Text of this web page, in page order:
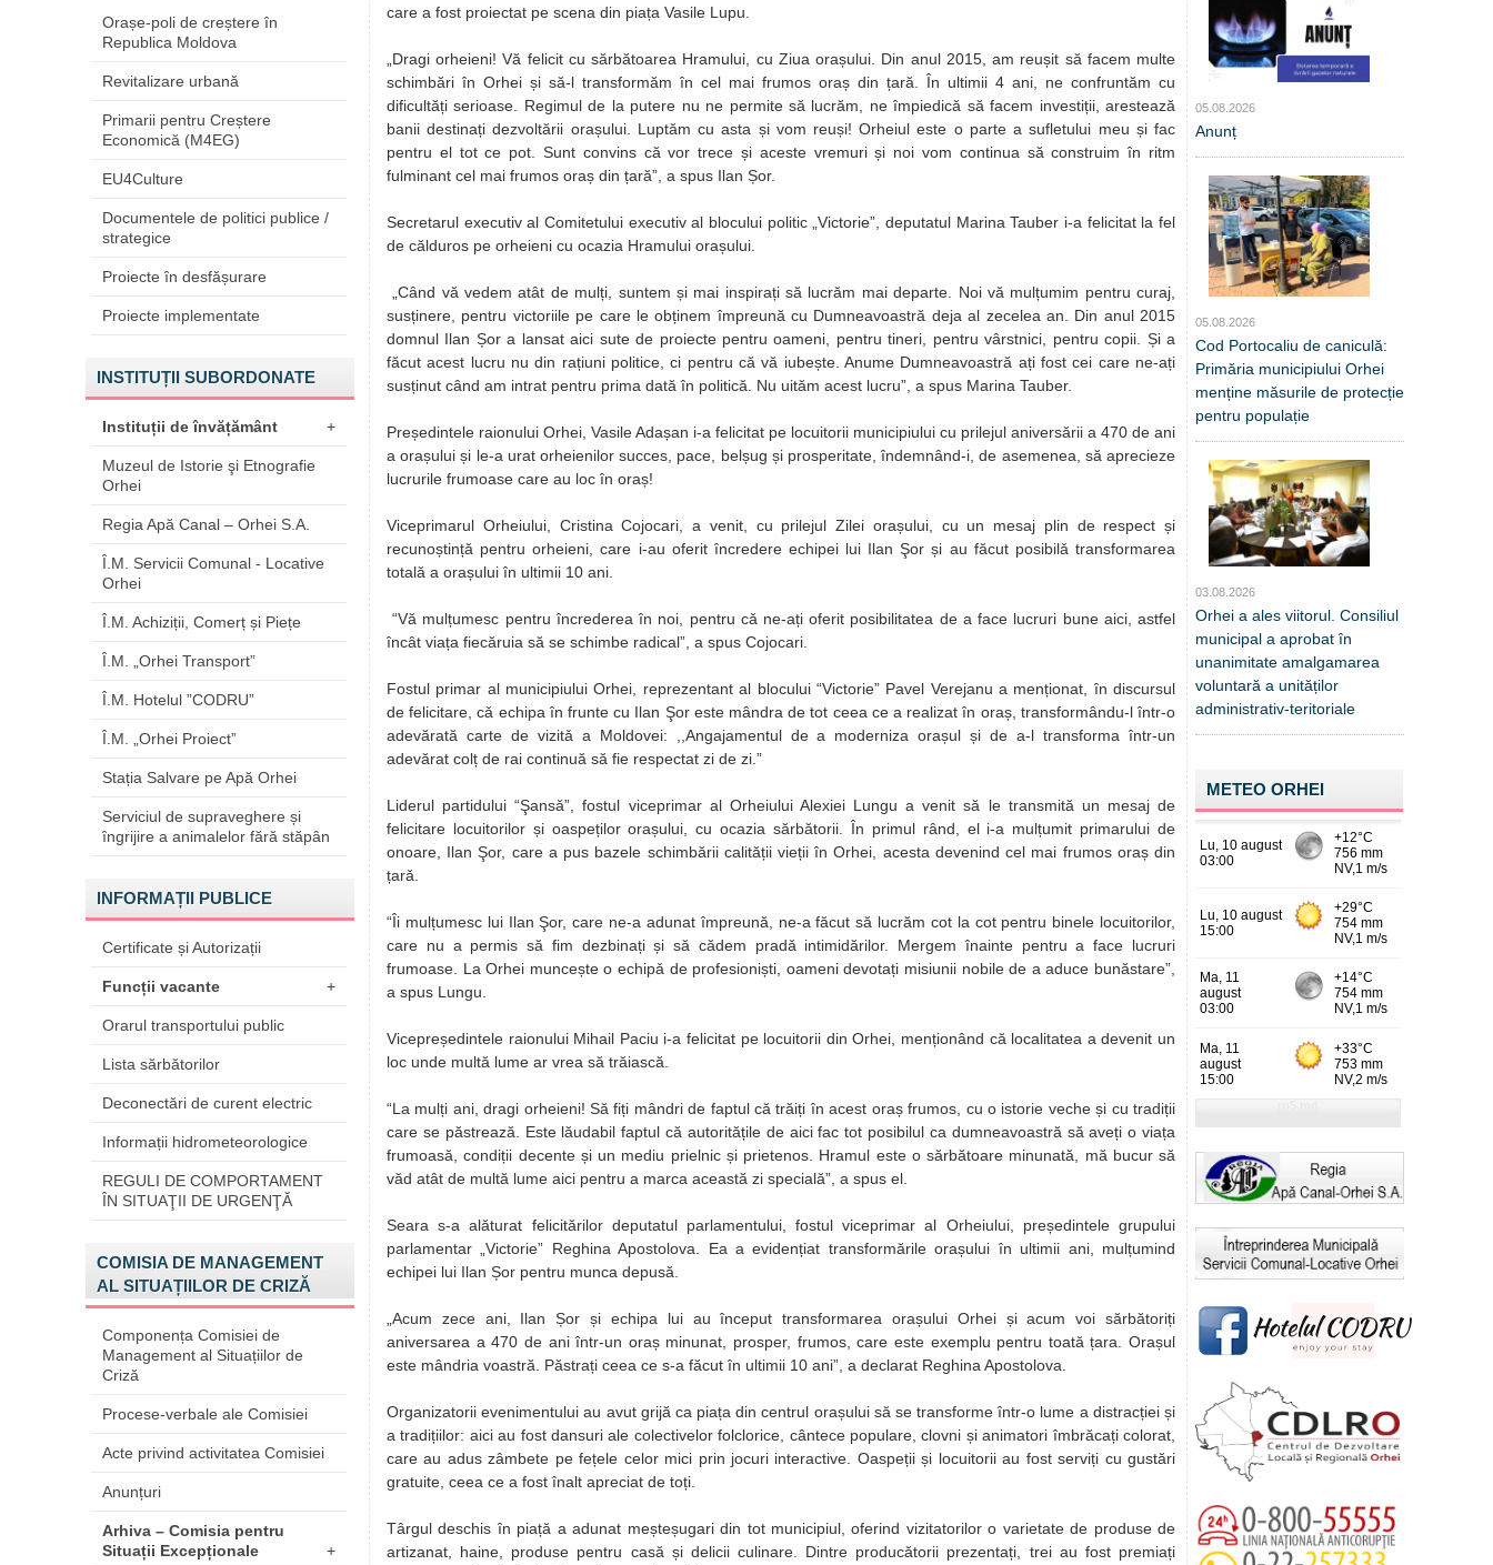
Orașe-poli de creștere în
Republica Moldova
Revitalizare urbană
Primarii pentru Creștere
Economică (M4EG)
EU4Culture
Documentele de politici publice /
strategice
Proiecte în desfășurare
Proiecte implementate
INSTITUȚII SUBORDONATE
Instituții de învățământ +
Muzeul de Istorie şi Etnografie
Orhei
Regia Apă Canal – Orhei S.A.
Î.M. Servicii Comunal - Locative
Orhei
Î.M. Achiziții, Comerț și Piețe
Î.M. „Orhei Transport”
Î.M. Hotelul ”CODRU”
Î.M. „Orhei Proiect”
Stația Salvare pe Apă Orhei
Serviciul de supraveghere și
îngrijire a animalelor fără stăpân
INFORMAȚII PUBLICE
Certificate și Autorizații
Funcții vacante +
Orarul transportului public
Lista sărbătorilor
Deconectări de curent electric
Informații hidrometeorologice
REGULI DE COMPORTAMENT
ÎN SITUAŢII DE URGENŢĂ
COMISIA DE MANAGEMENT
AL SITUAȚIILOR DE CRIZĂ
Componența Comisiei de
Management al Situațiilor de
Criză
Procese-verbale ale Comisiei
Acte privind activitatea Comisiei
Anunțuri
Arhiva – Comisia pentru
Situații Excepționale
+
care a fost proiectat pe scena din piața Vasile Lupu.
„Dragi orheieni! Vă felicit cu sărbătoarea Hramului, cu Ziua orașului. Din anul 2015, am reușit să facem multe
schimbări în Orhei și să-l transformăm în cel mai frumos oraș din țară. În ultimii 4 ani, ne confruntăm cu
dificultăți serioase. Regimul de la putere nu ne permite să lucrăm, ne împiedică să facem investiții, arestează
banii destinați dezvoltării orașului. Luptăm cu asta și vom reuși! Orheiul este o parte a sufletului meu și fac
pentru el tot ce pot. Sunt convins că vor trece și aceste vremuri și noi vom continua să construim în ritm
fulminant cel mai frumos oraș din țară”, a spus Ilan Șor.
Secretarul executiv al Comitetului executiv al blocului politic „Victorie”, deputatul Marina Tauber i-a felicitat la fel
de călduros pe orheieni cu ocazia Hramului orașului.
„Când vă vedem atât de mulți, suntem și mai inspirați să lucrăm mai departe. Noi vă mulțumim pentru curaj,
susținere, pentru victoriile pe care le obținem împreună cu Dumneavoastră deja al zecelea an. Din anul 2015
domnul Ilan Șor a lansat aici sute de proiecte pentru oameni, pentru tineri, pentru vârstnici, pentru copii. Și a
făcut acest lucru nu din rațiuni politice, ci pentru că vă iubește. Anume Dumneavoastră ați fost cei care ne-ați
susținut când am intrat pentru prima dată în politică. Nu uităm acest lucru”, a spus Marina Tauber.
Președintele raionului Orhei, Vasile Adașan i-a felicitat pe locuitorii municipiului cu prilejul aniversării a 470 de ani
a orașului și le-a urat orheienilor succes, pace, belșug și prosperitate, îndemnând-i, de asemenea, să aprecieze
lucrurile frumoase care au loc în oraș!
Viceprimarul Orheiului, Cristina Cojocari, a venit, cu prilejul Zilei orașului, cu un mesaj plin de respect și
recunoștință pentru orheieni, care i-au oferit încredere echipei lui Ilan Şor și au făcut posibilǎ transformarea
totală a orașului în ultimii 10 ani.
“Vă mulțumesc pentru încrederea în noi, pentru cǎ ne-ați oferit posibilitatea de a face lucruri bune aici, astfel
încât viața fiecăruia să se schimbe radical”, a spus Cojocari.
Fostul primar al municipiului Orhei, reprezentant al blocului “Victorie” Pavel Verejanu a menționat, în discursul
de felicitare, cǎ echipa în frunte cu Ilan Şor este mândra de tot ceea ce a realizat în oraș, transformându-l într-o
adevărată carte de vizitǎ a Moldovei: ,,Angajamentul de a moderniza orașul și de a-l transforma într-un
adevărat colț de rai continuă să fie respectat zi de zi.”
Liderul partidului “Şansǎ”, fostul viceprimar al Orheiului Alexiei Lungu a venit să le transmită un mesaj de
felicitare locuitorilor și oaspeților orașului, cu ocazia sărbătorii. În primul rând, el i-a mulțumit primarului de
onoare, Ilan Şor, care a pus bazele schimbării calității vieții în Orhei, acesta devenind cel mai frumos oraș din
țarǎ.
“Îi mulțumesc lui Ilan Şor, care ne-a adunat împreună, ne-a făcut să lucrăm cot la cot pentru binele locuitorilor,
care nu a permis să fim dezbinați și să cădem pradǎ intimidărilor. Mergem înainte pentru a face lucruri
frumoase. La Orhei muncește o echipǎ de profesioniști, oameni devotați misiunii nobile de a aduce bunăstare”,
a spus Lungu.
Vicepreședintele raionului Mihail Paciu i-a felicitat pe locuitorii din Orhei, menționând că localitatea a devenit un
loc unde multă lume ar vrea să trăiască.
“La mulți ani, dragi orheieni! Să fiți mândri de faptul că trăiți în acest oraș frumos, cu o istorie veche și cu tradiții
care se păstrează. Este lăudabil faptul că autoritățile de aici fac tot posibilul ca dumneavoastră să aveți o viața
frumoasă, condiții decente și un mediu prielnic și prietenos. Hramul este o sărbătoare minunată, mă bucur să
văd atât de multă lume aici pentru a marca această zi specială”, a spus el.
Seara s-a alăturat felicitărilor deputatul parlamentului, fostul viceprimar al Orheiului, președintele grupului
parlamentar „Victorie” Reghina Apostolova. Ea a evidențiat transformările orașului în ultimii ani, mulțumind
echipei lui Ilan Șor pentru munca depusă.
„Acum zece ani, Ilan Șor și echipa lui au început transformarea orașului Orhei și acum voi sărbătoriți
aniversarea a 470 de ani într-un oraș minunat, prosper, frumos, care este exemplu pentru toată țara. Orașul
este mândria voastră. Păstrați ceea ce s-a făcut în ultimii 10 ani”, a declarat Reghina Apostolova.
Organizatorii evenimentului au avut grijă ca piața din centrul orașului să se transforme într-o lume a distracției și
a tradițiilor: aici au fost dansuri ale colectivelor folclorice, cântece populare, clovni și animatori îmbrăcați colorat,
care au adus zâmbete pe fețele celor mici prin jocuri interactive. Oaspeții și locuitorii au fost serviți cu gustări
gratuite, ceea ce a fost înalt apreciat de toți.
Târgul deschis în piață a adunat meșteșugari din tot municipiul, oferind vizitatorilor o varietate de produse de
artizanat, haine, produse pentru casă și delicii culinare. Dintre producătorii prezentați, trei au fost premiați
05.08.2026
Anunț
05.08.2026
Cod Portocaliu de caniculă:
Primăria municipiului Orhei
menține măsurile de protecție
pentru populație
03.08.2026
Orhei a ales viitorul. Consiliul
municipal a aprobat în
unanimitate amalgamarea
voluntară a unităților
administrativ-teritoriale
METEO ORHEI